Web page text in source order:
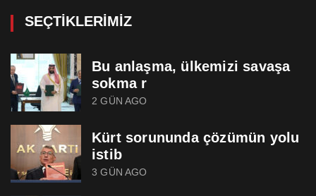
SEÇTIKLERIMIZ
Bu anlaşma, ülkemizi savaşa
sokma r
2 GÜN AGO
Kürt sorununda çözümün yolu
istib
3 GÜN AGO